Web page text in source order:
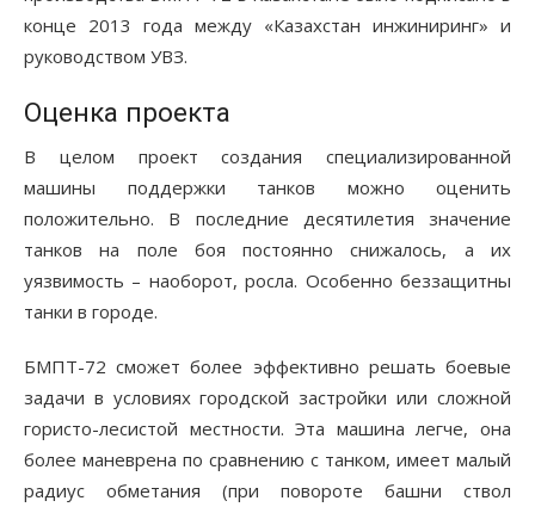
конце 2013 года между «Казахстан инжиниринг» и
руководством УВЗ.
Оценка проекта
В целом проект создания специализированной
машины поддержки танков можно оценить
положительно. В последние десятилетия значение
танков на поле боя постоянно снижалось, а их
уязвимость – наоборот, росла. Особенно беззащитны
танки в городе.
БМПТ-72 сможет более эффективно решать боевые
задачи в условиях городской застройки или сложной
гористо-лесистой местности. Эта машина легче, она
более маневрена по сравнению с танком, имеет малый
радиус обметания (при повороте башни ствол